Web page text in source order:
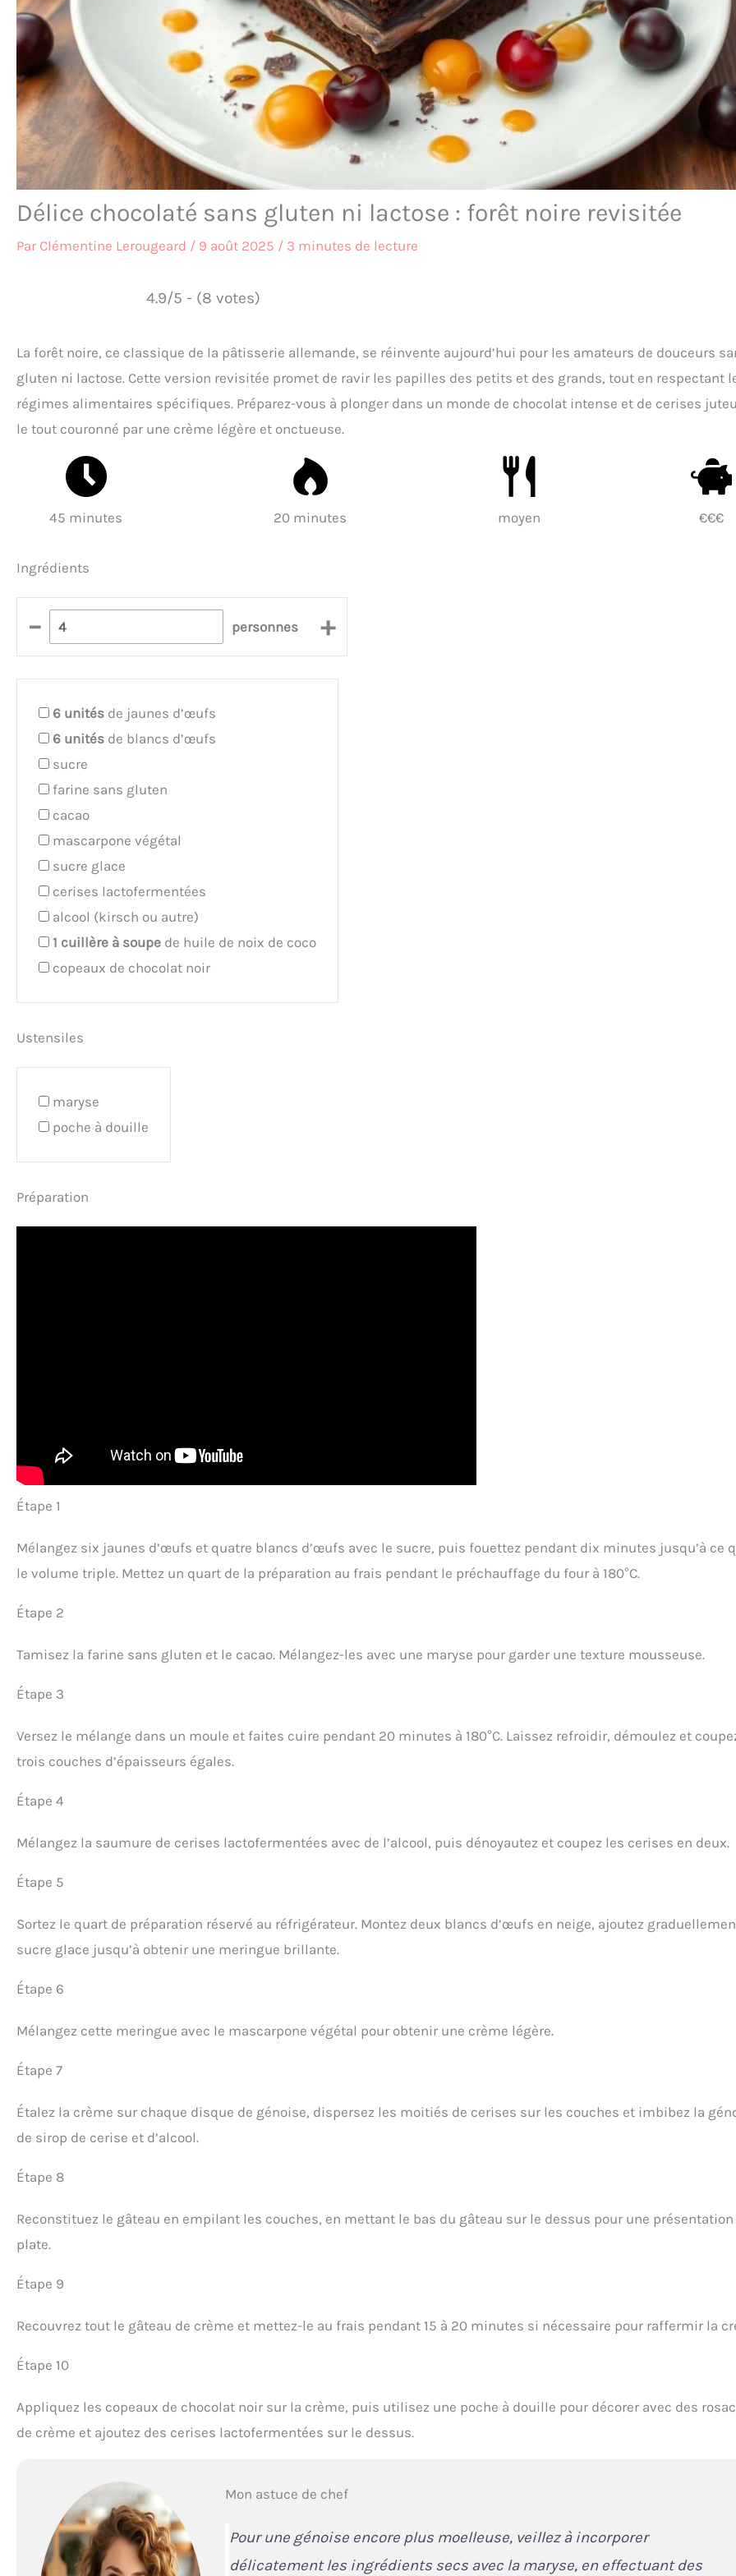
Délice chocolaté sans gluten ni lactose : forêt noire revisitée
Par Clémentine Lerougeard / 9 août 2025 / 3 minutes de lecture
4.9/5 - (8 votes)
La forêt noire, ce classique de la pâtisserie allemande, se réinvente aujourd’hui pour les amateurs de douceurs
gluten ni lactose. Cette version revisitée promet de ravir les papilles des petits et des grands, tout en respectant
régimes alimentaires spécifiques. Préparez-vous à plonger dans un monde de chocolat intense et de cerises
le tout couronné par une crème légère et onctueuse.
45 minutes 20 minutes moyen €€€
Ingrédients
– personnes +
6 unités de jaunes d’œufs
6 unités de blancs d’œufs
sucre
farine sans gluten
cacao
mascarpone végétal
sucre glace
cerises lactofermentées
alcool (kirsch ou autre)
1 cuillère à soupe de huile de noix de coco
copeaux de chocolat noir
Ustensiles
maryse
poche à douille
Préparation
Étape 1
Mélangez six jaunes d’œufs et quatre blancs d’œufs avec le sucre, puis fouettez pendant dix minutes jusqu’à ce
le volume triple. Mettez un quart de la préparation au frais pendant le préchauffage du four à 180°C.
Étape 2
Tamisez la farine sans gluten et le cacao. Mélangez-les avec une maryse pour garder une texture mousseuse.
Étape 3
Versez le mélange dans un moule et faites cuire pendant 20 minutes à 180°C. Laissez refroidir, démoulez et
trois couches d’épaisseurs égales.
Étape 4
Mélangez la saumure de cerises lactofermentées avec de l’alcool, puis dénoyautez et coupez les cerises en deux.
Étape 5
Sortez le quart de préparation réservé au réfrigérateur. Montez deux blancs d’œufs en neige, ajoutez
sucre glace jusqu’à obtenir une meringue brillante.
Étape 6
Mélangez cette meringue avec le mascarpone végétal pour obtenir une crème légère.
Étape 7
Étalez la crème sur chaque disque de génoise, dispersez les moitiés de cerises sur les couches et imbibez la
de sirop de cerise et d’alcool.
Étape 8
Reconstituez le gâteau en empilant les couches, en mettant le bas du gâteau sur le dessus pour une présentation
plate.
Étape 9
Recouvrez tout le gâteau de crème et mettez-le au frais pendant 15 à 20 minutes si nécessaire pour raffermir la
Étape 10
Appliquez les copeaux de chocolat noir sur la crème, puis utilisez une poche à douille pour décorer avec des
de crème et ajoutez des cerises lactofermentées sur le dessus.
Mon astuce de chef
Pour une génoise encore plus moelleuse, veillez à incorporer
délicatement les ingrédients secs avec la maryse, en effectuant des